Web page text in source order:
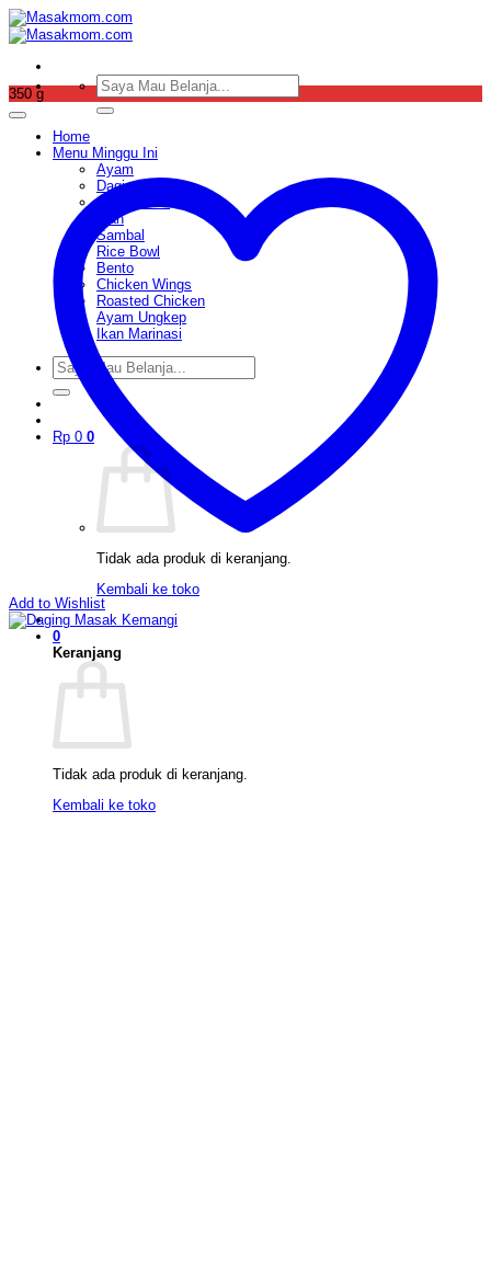
Skip
to
content
Pencarian
untuk:
Home
Menu Minggu Ini
Ayam
Daging
Sop & Soto
Ikan
Sambal
Rice Bowl
Bento
Chicken Wings
Roasted Chicken
Ayam Ungkep
Ikan Marinasi
Pencarian
untuk:
Rp 0 0
Tidak ada produk di keranjang.
Kembali ke toko
0
Keranjang
Tidak ada produk di keranjang.
Kembali ke toko
350 g
Add to Wishlist